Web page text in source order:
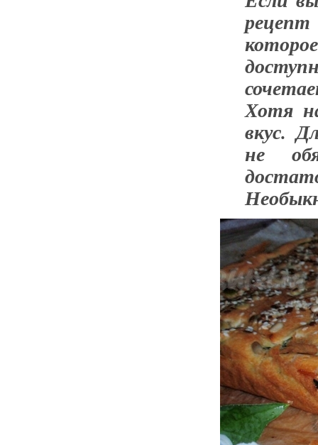
Хотя
вкус.
не